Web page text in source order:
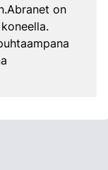
on